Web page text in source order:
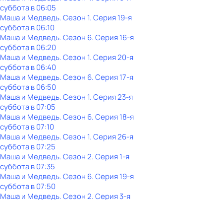
субботав06:05
Маша и Медведь. Сезон 1. Серия 19-я
субботав06:10
Маша и Медведь. Сезон 6. Серия 16-я
субботав06:20
Маша и Медведь. Сезон 1. Серия 20-я
субботав06:40
Маша и Медведь. Сезон 6. Серия 17-я
субботав06:50
Маша и Медведь. Сезон 1. Серия 23-я
субботав07:05
Маша и Медведь. Сезон 6. Серия 18-я
субботав07:10
Маша и Медведь. Сезон 1. Серия 26-я
субботав07:25
Маша и Медведь. Сезон 2. Серия 1-я
субботав07:35
Маша и Медведь. Сезон 6. Серия 19-я
субботав07:50
Маша и Медведь. Сезон 2. Серия 3-я